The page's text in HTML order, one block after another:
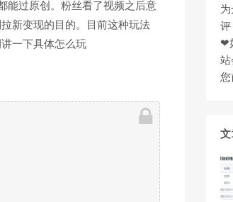
能过原创。粉丝看了视频之后意
新变现的目的。目前这种玩法
一下具体怎么玩
评
❤
站
您
文